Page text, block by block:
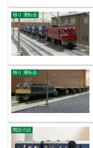
独り 運転会
独り 運転会
閑話小話